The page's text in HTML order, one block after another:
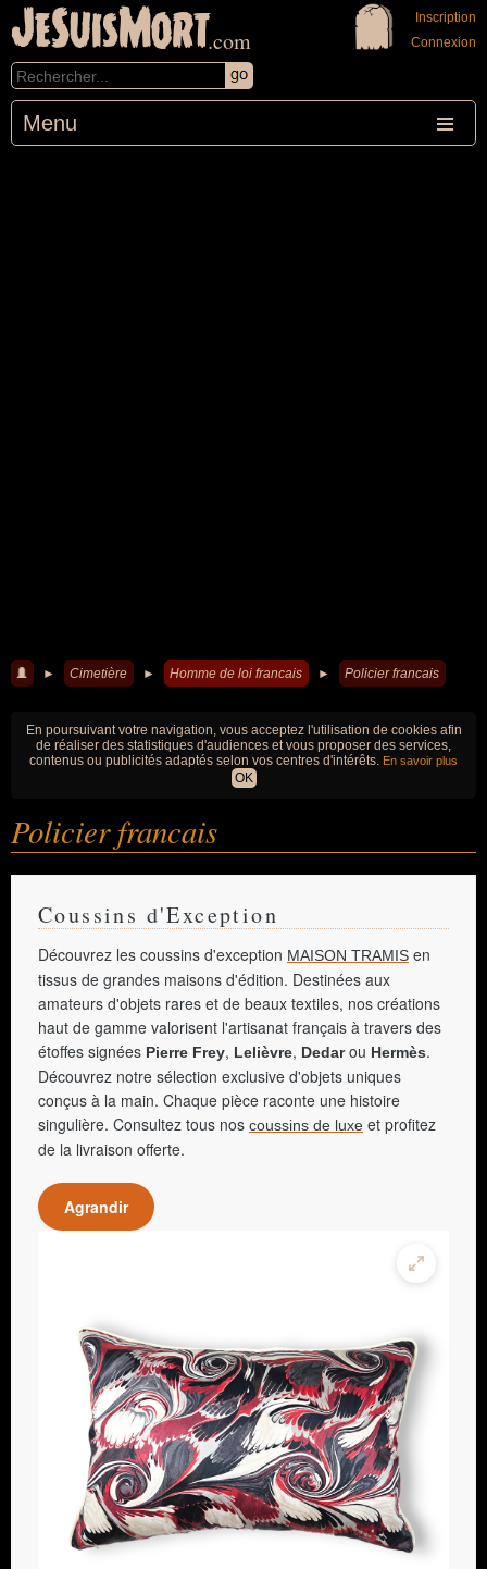
JeSuisMort.com
Menu
Inscription
Connexion
► Cimetière ► Homme de loi francais ► Policier francais
En poursuivant votre navigation, vous acceptez l'utilisation de cookies afin
de réaliser des statistiques d'audiences et vous proposer des services,
contenus ou publicités adaptés selon vos centres d'intérêts. En savoir plus
OK
Policier francais
Coussins d'Exception
Découvrez les coussins d'exception MAISON TRAMIS en
tissus de grandes maisons d'édition. Destinées aux
amateurs d'objets rares et de beaux textiles, nos créations
haut de gamme valorisent l'artisanat français à travers des
étoffes signées Pierre Frey, Lelièvre, Dedarou Hermès.
Découvrez notre sélection exclusive d'objets uniques
conçus à la main. Chaque pièce raconte une histoire
singulière. Consultez tous nos coussins de luxe et profitez
de la livraison offerte.
Agrandir